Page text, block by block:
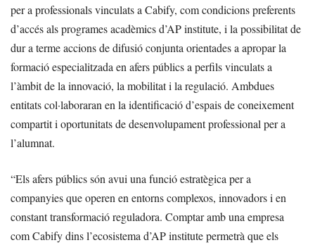
per a professionals vinculats a Cabify, com condicions preferents
d’accés als programes acadèmics d’AP institute, i la possibilitat de
dur a terme accions de difusió conjunta orientades a apropar la
formació especialitzada en afers públics a perfils vinculats a
l’àmbit de la innovació, la mobilitat i la regulació. Ambdues
entitats col·laboraran en la identificació d’espais de coneixement
compartit i oportunitats de desenvolupament professional per a
l’alumnat.
“Els afers públics són avui una funció estratègica per a
companyies que operen en entorns complexos, innovadors i en
constant transformació reguladora. Comptar amb una empresa
com Cabify dins l’ecosistema d’AP institute permetrà que els